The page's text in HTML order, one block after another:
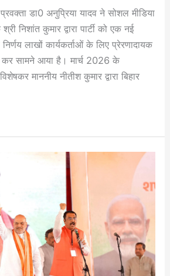
डा0 अनुप्रिया यादव ने सोशल मीडिया
निशांत कुमार द्वारा पार्टी को एक नई
लाखों कार्यकर्ताओं के लिए प्रेरणादायक
सामने आया है। मार्च 2026 के
माननीय नीतीश कुमार द्वारा बिहार